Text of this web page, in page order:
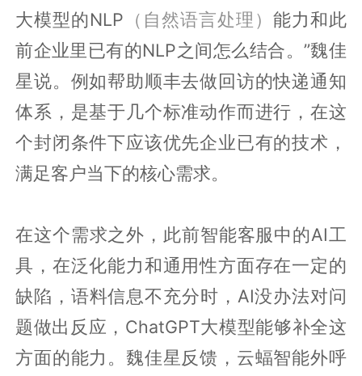
大模型的NLP （自然语言处理） 能力和此
前企业里已有的NLP之间怎么结合。”魏佳
星说。例如帮助顺丰去做回访的快递通知
体系，是基于几个标准动作而进行，在这
个封闭条件下应该优先企业已有的技术，
满足客户当下的核心需求。
在这个需求之外，此前智能客服中的AI工
具，在泛化能力和通用性方面存在一定的
缺陷，语料信息不充分时，AI没办法对问
题做出反应，ChatGPT大模型能够补全这
方面的能力。魏佳星反馈，云蝠智能外呼